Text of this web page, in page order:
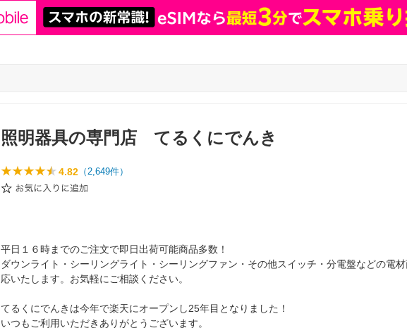
照明器具の専門店 てるくにでんき
4.82 （2,649件）
平日１６時までのご注文で即日出荷可能商品多数！
ダウンライト・シーリングライト・シーリングファン・その他スイッチ・分電盤などの電
応いたします。お気軽にご相談ください。
てるくにでんきは今年で楽天にオープンし25年目となりました！
いつもご利用いただきありがとうございます。